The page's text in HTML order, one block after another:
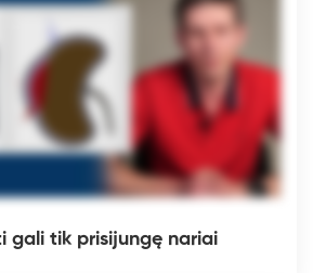
gali tik prisijungę nariai